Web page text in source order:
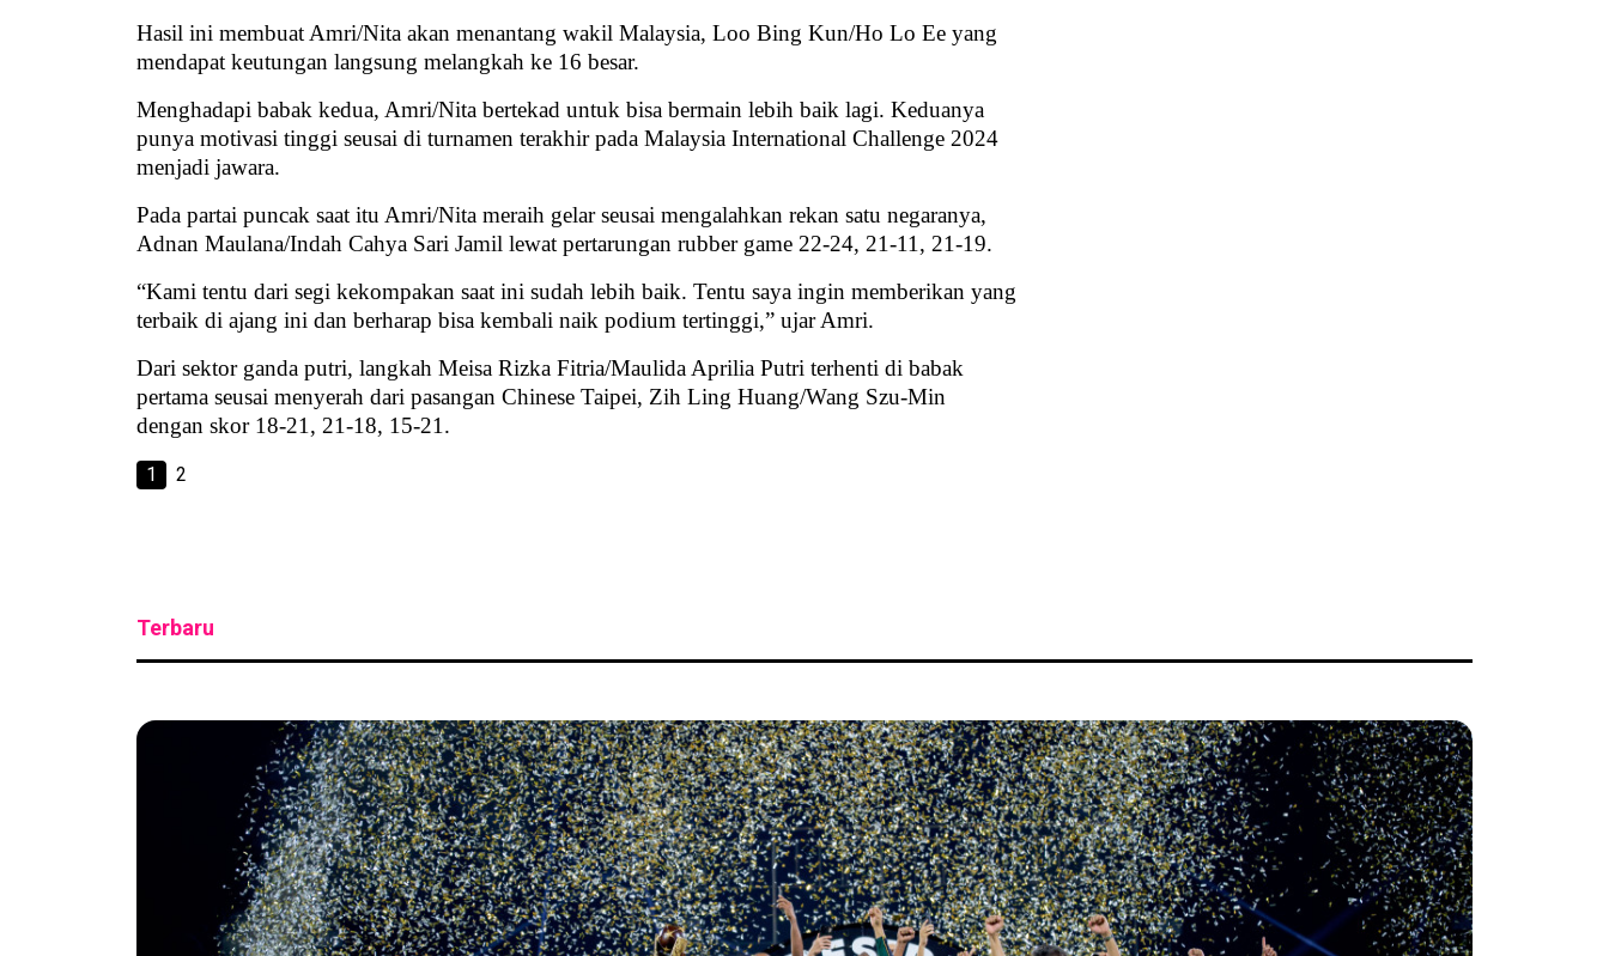
Hasil ini membuat Amri/Nita akan menantang wakil Malaysia, Loo Bing Kun/Ho Lo Ee yang
mendapat keutungan langsung melangkah ke 16 besar.
Menghadapi babak kedua, Amri/Nita bertekad untuk bisa bermain lebih baik lagi. Keduanya
punya motivasi tinggi seusai di turnamen terakhir pada Malaysia International Challenge 2024
menjadi jawara.
Pada partai puncak saat itu Amri/Nita meraih gelar seusai mengalahkan rekan satu negaranya,
Adnan Maulana/Indah Cahya Sari Jamil lewat pertarungan rubber game 22-24, 21-11, 21-19.
“Kami tentu dari segi kekompakan saat ini sudah lebih baik. Tentu saya ingin memberikan yang
terbaik di ajang ini dan berharap bisa kembali naik podium tertinggi,” ujar Amri.
Dari sektor ganda putri, langkah Meisa Rizka Fitria/Maulida Aprilia Putri terhenti di babak
pertama seusai menyerah dari pasangan Chinese Taipei, Zih Ling Huang/Wang Szu-Min
dengan skor 18-21, 21-18, 15-21.
1 2
Terbaru